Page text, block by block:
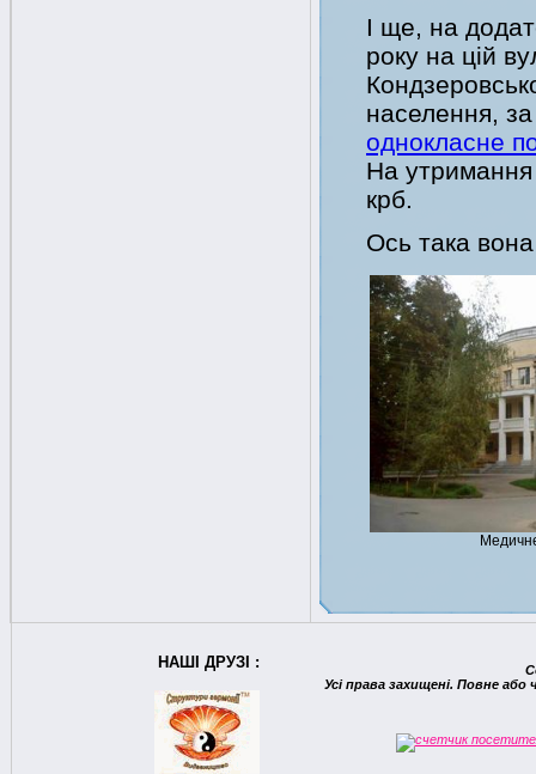
І ще, на
року на цій
населення,
однокласне
На утримання
крб.
Ось така
НАШІ ДРУЗІ :
Усі права захищені. Повне